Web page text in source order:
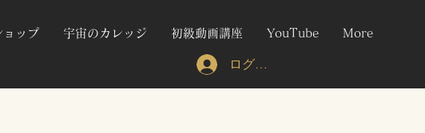
ョップ 宇宙のカレッジ 初級動画講座 YouTube More
ログイン